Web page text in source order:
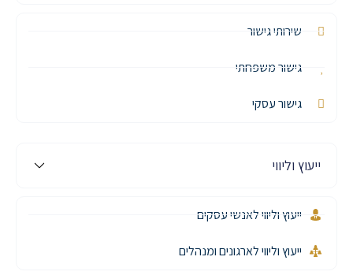
שירותי גישור
גישור משפחתי
גישור עסקי
ייעוץ וליווי
ייעוץ וליווי לאנשי עסקים
ייעוץ וליווי לארגונים ומנהלים